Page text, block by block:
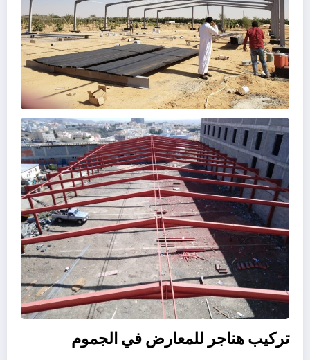
تركيب هناجر للمعارض في الجموم